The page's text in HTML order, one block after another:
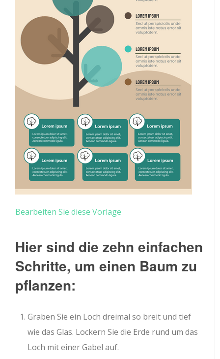
Bearbeiten Sie diese Vorlage
Hier sind die zehn einfachen
Schritte, um einen Baum zu
pflanzen:
Graben Sie ein Loch dreimal so breit und tief
wie das Glas. Lockern Sie die Erde rund um das
Loch mit einer Gabel auf.